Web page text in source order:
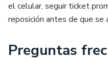
el celular, seguir ticket
reposición antes de que
Preguntas